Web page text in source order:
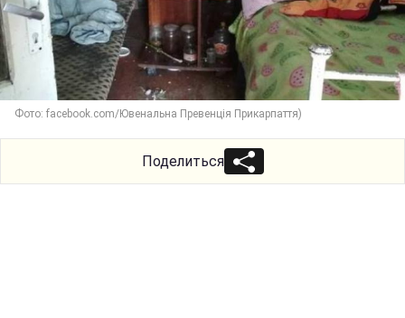
Фото: facebook.com/Ювенальна Превенція Прикарпаття)
Поделиться